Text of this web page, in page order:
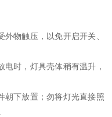
物触压，以免开启开关、
时，灯具壳体稍有温升，
朝下放置；勿将灯光直接照